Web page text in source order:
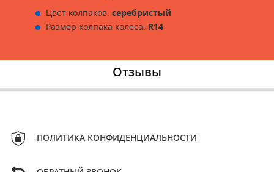
Цвет колпаков: серебристый
Размер колпака колеса: R14
Отзывы
ПОЛИТИКА КОНФИДЕНЦИАЛЬНОСТИ